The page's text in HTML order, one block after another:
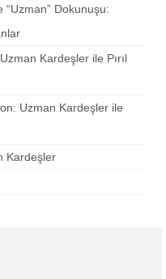
“Uzman” Dokunuşu:
Kardeşler ile Pırıl
Uzman Kardeşler ile
Kardeşler